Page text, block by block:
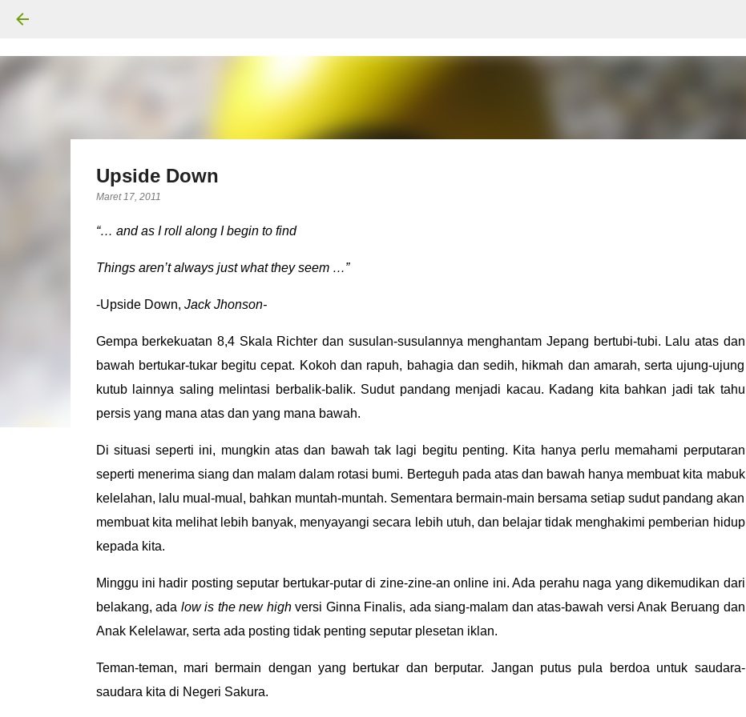
Upside Down
Maret 17, 2011
“… and as I roll along I begin to find
Things aren’t always just what they seem …”
-Upside Down, Jack Jhonson-
Gempa berkekuatan 8,4 Skala Richter dan susulan-susulannya menghantam Jepang bertubi-tubi. Lalu atas dan
bawah bertukar-tukar begitu cepat. Kokoh dan rapuh, bahagia dan sedih, hikmah dan amarah, serta ujung-ujung
kutub lainnya saling melintasi berbalik-balik. Sudut pandang menjadi kacau. Kadang kita bahkan jadi tak tahu
persis yang mana atas dan yang mana bawah.
Di situasi seperti ini, mungkin atas dan bawah tak lagi begitu penting. Kita hanya perlu memahami perputaran
seperti menerima siang dan malam dalam rotasi bumi. Berteguh pada atas dan bawah hanya membuat kita mabuk
kelelahan, lalu mual-mual, bahkan muntah-muntah. Sementara bermain-main bersama setiap sudut pandang akan
membuat kita melihat lebih banyak, menyayangi secara lebih utuh, dan belajar tidak menghakimi pemberian hidup
kepada kita.
Minggu ini hadir posting seputar bertukar-putar di zine-zine-an online ini. Ada perahu naga yang dikemudikan dari
belakang, ada low is the new highversi Ginna Finalis, ada siang-malam dan atas-bawah versi Anak Beruang dan
Anak Kelelawar, serta ada posting tidak penting seputar plesetan iklan.
Teman-teman, mari bermain dengan yang bertukar dan berputar. Jangan putus pula berdoa untuk saudara-
saudara kita di Negeri Sakura.